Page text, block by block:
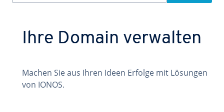
Ihre Domain verwalten
Machen Sie aus Ihren Ideen Erfolge mit Lösungen
von IONOS.